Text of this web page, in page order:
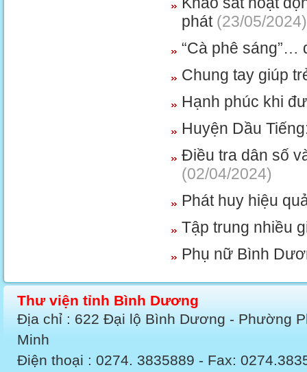
phát(23/05/2024)
“Cà phê sáng”…
Chung tay giúp
Hạnh phúc khi
Huyện Dầu
Điều tra dân số
(02/04/2024)
Phát huy hiệu
Tập trung nhiều
Phụ nữ Bình
Thư viện tỉnh Bình Dương
Địa chỉ : 622 Đại lộ Bình Dương - Phường
Minh
Điện thoại : 0274. 3835889 - Fax: